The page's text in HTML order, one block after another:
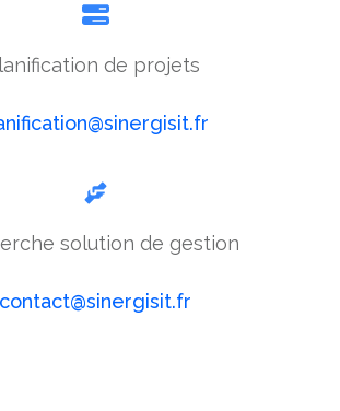
de projets
solution de gestion
contact@sinergisit.fr